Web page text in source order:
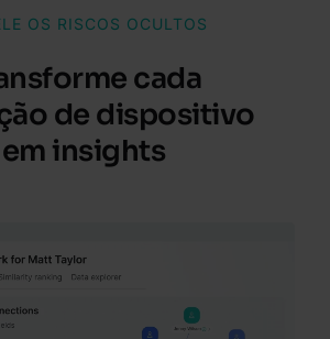
OS RISCOS OCULTOS
cada
de dispositivo
em insights